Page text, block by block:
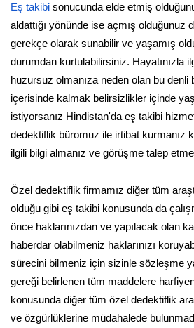
Eş takibi sonucunda elde etmiş
aldattığı yönünde ise açmış olduğunuz
gerekçe olarak sunabilir ve yaşamış
durumdan kurtulabilirsiniz. Hayatınızla
huzursuz olmanıza neden olan bu denli
içerisinde kalmak belirsizlikler içinde
istiyorsanız Hindistan'da eş takibi
dedektiflik büromuz ile irtibat kurmanız
ilgili bilgi almanız ve görüşme talep
Özel dedektiflik firmamız diğer tüm
olduğu gibi eş takibi konusunda da
önce haklarınızdan ve yapılacak olan
haberdar olabilmeniz haklarınızı
sürecini bilmeniz için sizinle sözleşme
gereği belirlenen tüm maddelere
konusunda diğer tüm özel dedektiflik
ve özgürlüklerine müdahalede